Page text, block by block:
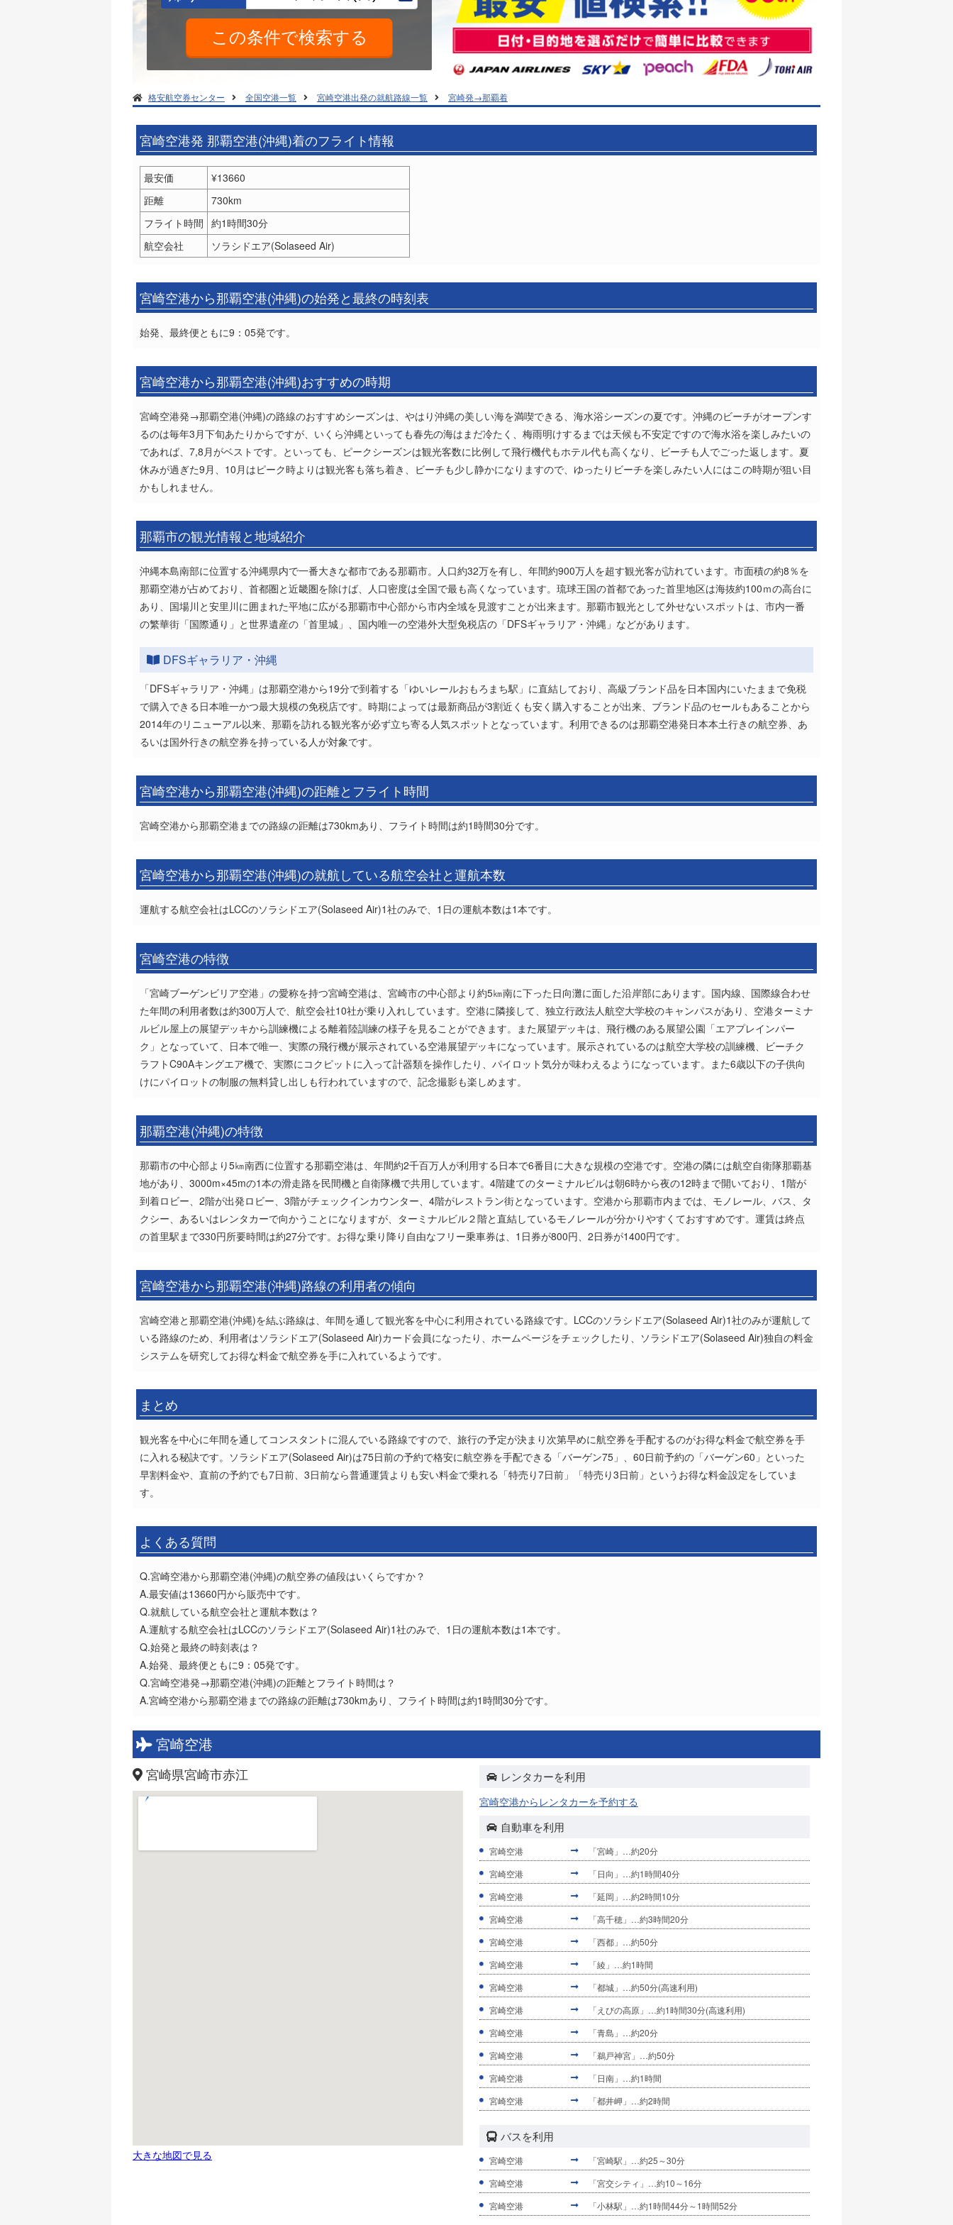
格安航空券センター 全国空港一覧 宮崎空港出発の就航路線一覧 宮崎発→那覇着
宮崎空港発 那覇空港(沖縄)着のフライト情報
最安価
¥13660
距離
730km
フライト時間 約1時間30分
航空会社
ソラシドエア(Solaseed Air)
宮崎空港から那覇空港(沖縄)の始発と最終の時刻表
始発、最終便ともに9：05発です。
宮崎空港から那覇空港(沖縄)おすすめの時期
宮崎空港発→那覇空港(沖縄)の路線のおすすめシーズンは、やはり沖縄の美しい海を満喫できる、海水浴シーズンの夏です。沖縄のビーチがオープンす
るのは毎年3月下旬あたりからですが、いくら沖縄といっても春先の海はまだ冷たく、梅雨明けするまでは天候も不安定ですので海水浴を楽しみたいの
であれば、7,8月がベストです。といっても、ピークシーズンは観光客数に比例して飛行機代もホテル代も高くなり、ビーチも人でごった返します。夏
休みが過ぎた9月、10月はピーク時よりは観光客も落ち着き、ビーチも少し静かになりますので、ゆったりビーチを楽しみたい人にはこの時期が狙い目
かもしれません。
那覇市の観光情報と地域紹介
沖縄本島南部に位置する沖縄県内で一番大きな都市である那覇市。人口約32万を有し、年間約900万人を超す観光客が訪れています。市面積の約8％を
那覇空港が占めており、首都圏と近畿圏を除けば、人口密度は全国で最も高くなっています。琉球王国の首都であった首里地区は海抜約100ｍの高台に
あり、国場川と安里川に囲まれた平地に広がる那覇市中心部から市内全域を見渡すことが出来ます。那覇市観光として外せないスポットは、市内一番
の繁華街「国際通り」と世界遺産の「首里城」、国内唯一の空港外大型免税店の「DFSギャラリア・沖縄」などがあります。
DFSギャラリア・沖縄
「DFSギャラリア・沖縄」は那覇空港から19分で到着する「ゆいレールおもろまち駅」に直結しており、高級ブランド品を日本国内にいたままで免税
で購入できる日本唯一かつ最大規模の免税店です。時期によっては最新商品が3割近くも安く購入することが出来、ブランド品のセールもあることから
2014年のリニューアル以来、那覇を訪れる観光客が必ず立ち寄る人気スポットとなっています。利用できるのは那覇空港発日本本土行きの航空券、あ
るいは国外行きの航空券を持っている人が対象です。
宮崎空港から那覇空港(沖縄)の距離とフライト時間
宮崎空港から那覇空港までの路線の距離は730kmあり、フライト時間は約1時間30分です。
宮崎空港から那覇空港(沖縄)の就航している航空会社と運航本数
運航する航空会社はLCCのソラシドエア(Solaseed Air)1社のみで、1日の運航本数は1本です。
宮崎空港の特徴
「宮崎ブーゲンビリア空港」の愛称を持つ宮崎空港は、宮崎市の中心部より約5㎞南に下った日向灘に面した沿岸部にあります。国内線、国際線合わせ
た年間の利用者数は約300万人で、航空会社10社が乗り入れしています。空港に隣接して、独立行政法人航空大学校のキャンパスがあり、空港ターミナ
ルビル屋上の展望デッキから訓練機による離着陸訓練の様子を見ることができます。また展望デッキは、飛行機のある展望公園「エアプレインパー
ク」となっていて、日本で唯一、実際の飛行機が展示されている空港展望デッキになっています。展示されているのは航空大学校の訓練機、ビーチク
ラフトC90Aキングエア機で、実際にコクピットに入って計器類を操作したり、パイロット気分が味わえるようになっています。また6歳以下の子供向
けにパイロットの制服の無料貸し出しも行われていますので、記念撮影も楽しめます。
那覇空港(沖縄)の特徴
那覇市の中心部より5㎞南西に位置する那覇空港は、年間約2千百万人が利用する日本で6番目に大きな規模の空港です。空港の隣には航空自衛隊那覇基
地があり、3000m×45mの1本の滑走路を民間機と自衛隊機で共用しています。4階建てのターミナルビルは朝6時から夜の12時まで開いており、1階が
到着ロビー、2階が出発ロビー、3階がチェックインカウンター、4階がレストラン街となっています。空港から那覇市内までは、モノレール、バス、タ
クシー、あるいはレンタカーで向かうことになりますが、ターミナルビル２階と直結しているモノレールが分かりやすくておすすめです。運賃は終点
の首里駅まで330円所要時間は約27分です。お得な乗り降り自由なフリー乗車券は、1日券が800円、2日券が1400円です。
宮崎空港から那覇空港(沖縄)路線の利用者の傾向
宮崎空港と那覇空港(沖縄)を結ぶ路線は、年間を通して観光客を中心に利用されている路線です。LCCのソラシドエア(Solaseed Air)1社のみが運航して
いる路線のため、利用者はソラシドエア(Solaseed Air)カード会員になったり、ホームページをチェックしたり、ソラシドエア(Solaseed Air)独自の料金
システムを研究してお得な料金で航空券を手に入れているようです。
まとめ
観光客を中心に年間を通してコンスタントに混んでいる路線ですので、旅行の予定が決まり次第早めに航空券を手配するのがお得な料金で航空券を手
に入れる秘訣です。ソラシドエア(Solaseed Air)は75日前の予約で格安に航空券を手配できる「バーゲン75」、60日前予約の「バーゲン60」といった
早割料金や、直前の予約でも7日前、3日前なら普通運賃よりも安い料金で乗れる「特売り7日前」「特売り3日前」というお得な料金設定をしていま
す。
よくある質問
Q.宮崎空港から那覇空港(沖縄)の航空券の値段はいくらですか？
A.最安値は13660円から販売中です。
Q.就航している航空会社と運航本数は？
A.運航する航空会社はLCCのソラシドエア(Solaseed Air)1社のみで、1日の運航本数は1本です。
Q.始発と最終の時刻表は？
A.始発、最終便ともに9：05発です。
Q.宮崎空港発→那覇空港(沖縄)の距離とフライト時間は？
A.宮崎空港から那覇空港までの路線の距離は730kmあり、フライト時間は約1時間30分です。
宮崎空港
宮崎県宮崎市赤江
大きな地図で見る
レンタカーを利用
宮崎空港からレンタカーを予約する
自動車を利用
宮崎空港
「宮崎」…約20分
宮崎空港
「日向」…約1時間40分
宮崎空港
「延岡」…約2時間10分
宮崎空港
「高千穂」…約3時間20分
宮崎空港
「西都」…約50分
宮崎空港
「綾」…約1時間
宮崎空港
「都城」…約50分(高速利用)
宮崎空港
「えびの高原」…約1時間30分(高速利用)
宮崎空港
「青島」…約20分
宮崎空港
「鵜戸神宮」…約50分
宮崎空港
「日南」…約1時間
宮崎空港
「都井岬」…約2時間
バスを利用
宮崎空港
「宮崎駅」…約25～30分
宮崎空港
「宮交シティ」…約10～16分
宮崎空港
「小林駅」…約1時間44分～1時間52分